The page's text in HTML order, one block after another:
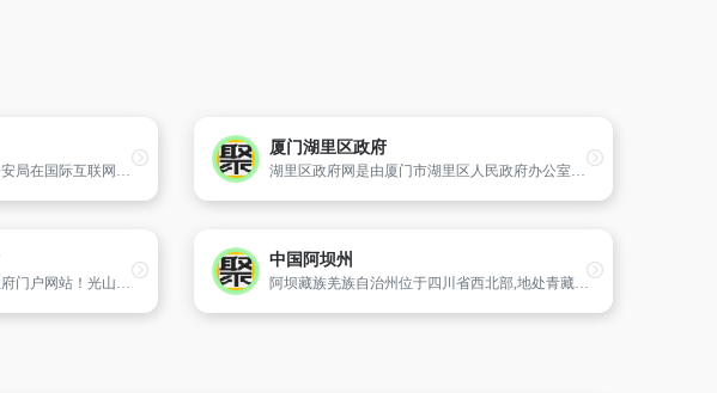
青岛公安网是山东省青岛市公安局在国际互联网上建立的综合性、服务性政府门户网站,也是为广大公众,特别是机动车车主和驾驶人员提供的集资讯、查询、学习、互动于一体的城市交通管理多功能服务型网络平台。青岛公安网以信息公开、网上办事、互动交流为核心,及时发布公安交通管理工作信息,宣传交警形象、交通安
厦门湖里区政府
湖里区政府网是由厦门市湖里区人民政府办公室主办,湖里区政务信息中心承办的综合性门户网站,是区政府对外宣传政治、经济和发展等各方面情况,服务百姓,服务企业,服务国内外人士的桥梁,也是区政府各部门、各街道子网站与公众联络和交流的门户。
欢迎您来到中国光山县人民政府门户网站！光山县人民政府官方网站,为公众提供图片新闻、热点新闻、视频新闻、政务公开、在线办事、政民互动、旅游投资等资讯与服务。
中国阿坝州
阿坝藏族羌族自治州位于四川省西北部,地处青藏高原东南缘,横断山脉北端与川西北高山峡谷的结合部,地貌以高原和高山峡谷为主,是四川省第二大藏区和我国羌族的主要聚居区。